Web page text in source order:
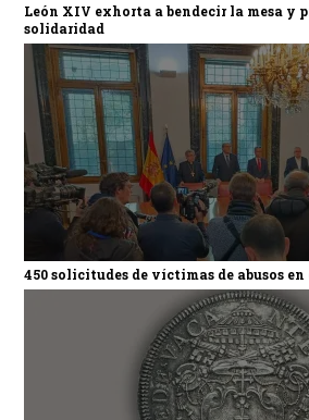
León XIV exhorta a bendecir la mesa y
solidaridad
450 solicitudes de víctimas de abusos en